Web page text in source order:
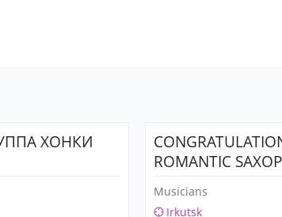
ХОНКИ
ROMANTIC
Musicians
Irkutsk